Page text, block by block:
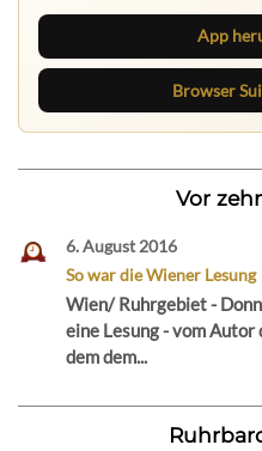
App
Browser
Vor
6. August 2016
So war die Wiener Lesung
Wien/ Ruhrgebiet -
eine Lesung - vom
dem dem...